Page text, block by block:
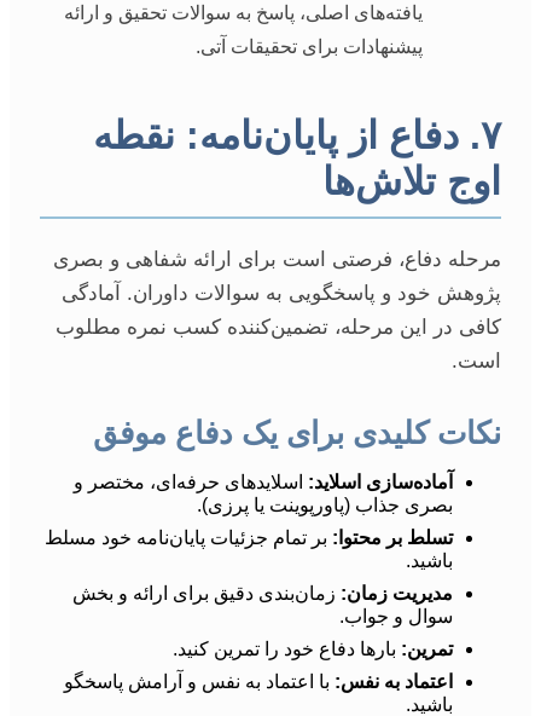
یافته‌های اصلی، پاسخ به سوالات تحقیق و ارائه
پیشنهادات برای تحقیقات آتی.
۷. دفاع از پایان‌نامه: نقطه
اوج تلاش‌ها
مرحله دفاع، فرصتی است برای ارائه شفاهی و بصری
پژوهش خود و پاسخگویی به سوالات داوران. آمادگی
کافی در این مرحله، تضمین‌کننده کسب نمره مطلوب
است.
نکات کلیدی برای یک دفاع موفق
آماده‌سازی اسلاید: اسلایدهای حرفه‌ای، مختصر و
بصری جذاب (پاورپوینت یا پرزی).
تسلط بر محتوا: بر تمام جزئیات پایان‌نامه خود مسلط
باشید.
مدیریت زمان: زمان‌بندی دقیق برای ارائه و بخش
سوال و جواب.
تمرین: بارها دفاع خود را تمرین کنید.
اعتماد به نفس: با اعتماد به نفس و آرامش پاسخگو
باشید.